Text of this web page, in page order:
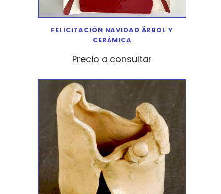
FELICITACIÓN NAVIDAD ÁRBOL Y
CERÁMICA
Precio a consultar